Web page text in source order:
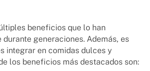
beneficios que lo han
durante generaciones. Además, es
integrar en comidas dulces y
los beneficios más destacados son: